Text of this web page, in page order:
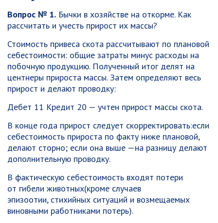
Вопрос № 1. Бычки в хозяйстве на откорме. Как
рассчитать и учесть прирост их массы?
Стоимость привеса скота рассчитывают по плановой
себестоимости: общие затраты минус расходы на
побочную продукцию. Полученный итог делят на
центнеры прироста массы. Затем определяют весь
прирост и делают проводку:
Дебет 11 Кредит 20 — учтен прирост массы скота.
В конце года прирост следует скорректировать:если
себестоимость прироста по факту ниже плановой,
делают сторно; если она выше —на разницу делают
дополнительную проводку.
В фактическую себестоимость входят потери
от гибели животных(кроме случаев
эпизоотии, стихийных ситуаций и возмещаемых
виновными работниками потерь).